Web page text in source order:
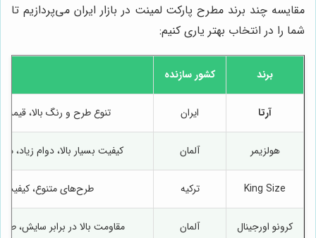
مقایسه چند برند مطرح پارکت لمینت در بازار ایران می‌پردازیم تا
شما را در انتخاب بهتر یاری کنیم:
برند کشور سازنده
آرتا ایران تنوع طرح و رنگ بالا،
هولزیمر آلمان کیفیت بسیار بالا، دوام زیاد،
King Size ترکیه طرح‌های متنوع،
کرونو اورجینال آلمان مقاومت بالا در برابر سایش،